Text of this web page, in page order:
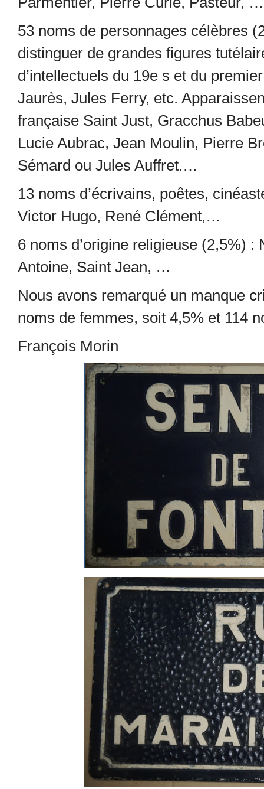
53 noms de personnages célèbres
distinguer de grandes figures
d’intellectuels du 19e s et du
Jaurès, Jules Ferry, etc.
française Saint Just, Gracchus
Lucie Aubrac, Jean Moulin, Pierre
Sémard ou Jules Auffret.…
13 noms d’écrivains, poêtes,
Victor Hugo, René Clément,…
6 noms d’origine religieuse (2,5%)
Antoine, Saint Jean, …
Nous avons remarqué un manque
noms de femmes, soit 4,5% et 114
François Morin